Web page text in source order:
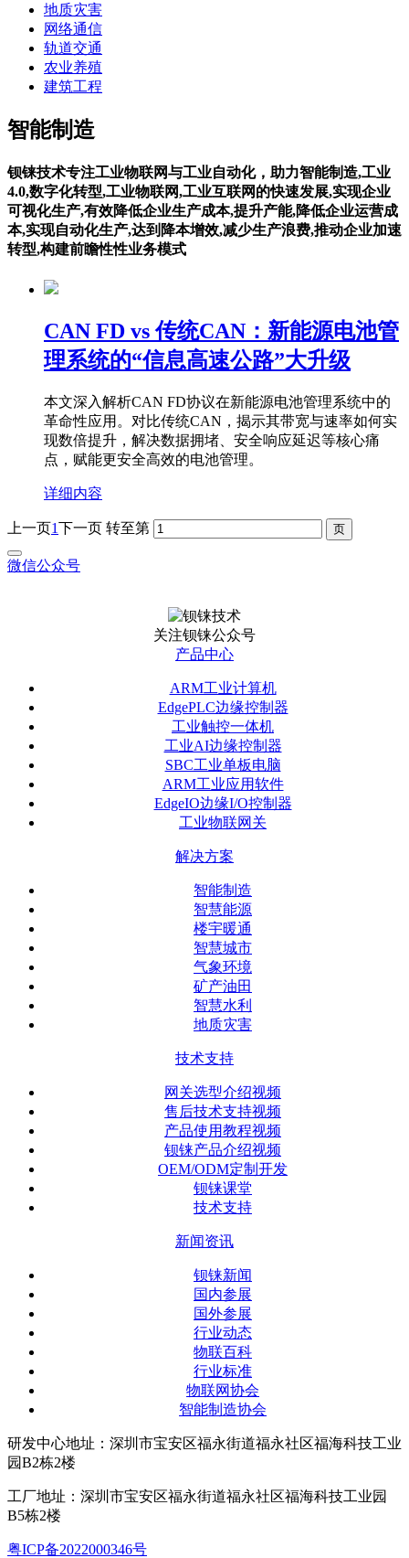
地质灾害
网络通信
轨道交通
农业养殖
建筑工程
智能制造
钡铼技术专注工业物联网与工业自动化，助力智能制造,工业
4.0,数字化转型,工业物联网,工业互联网的快速发展,实现企业
可视化生产,有效降低企业生产成本,提升产能,降低企业运营成
本,实现自动化生产,达到降本增效,减少生产浪费,推动企业加速
转型,构建前瞻性性业务模式
CAN FD vs 传统CAN：新能源电池管
理系统的“信息高速公路”大升级
本文深入解析CAN FD协议在新能源电池管理系统中的
革命性应用。对比传统CAN，揭示其带宽与速率如何实
现数倍提升，解决数据拥堵、安全响应延迟等核心痛
点，赋能更安全高效的电池管理。
详细内容
上一页1下一页 转至第
微信公众号
关注钡铼公众号
产品中心
ARM工业计算机
EdgePLC边缘控制器
工业触控一体机
工业AI边缘控制器
SBC工业单板电脑
ARM工业应用软件
EdgeIO边缘I/O控制器
工业物联网关
解决方案
智能制造
智慧能源
楼宇暖通
智慧城市
气象环境
矿产油田
智慧水利
地质灾害
技术支持
网关选型介绍视频
售后技术支持视频
产品使用教程视频
钡铼产品介绍视频
OEM/ODM定制开发
钡铼课堂
技术支持
新闻资讯
钡铼新闻
国内参展
国外参展
行业动态
物联百科
行业标准
物联网协会
智能制造协会
研发中心地址：深圳市宝安区福永街道福永社区福海科技工业
园B2栋2楼
工厂地址：深圳市宝安区福永街道福永社区福海科技工业园
B5栋2楼
粤ICP备2022000346号